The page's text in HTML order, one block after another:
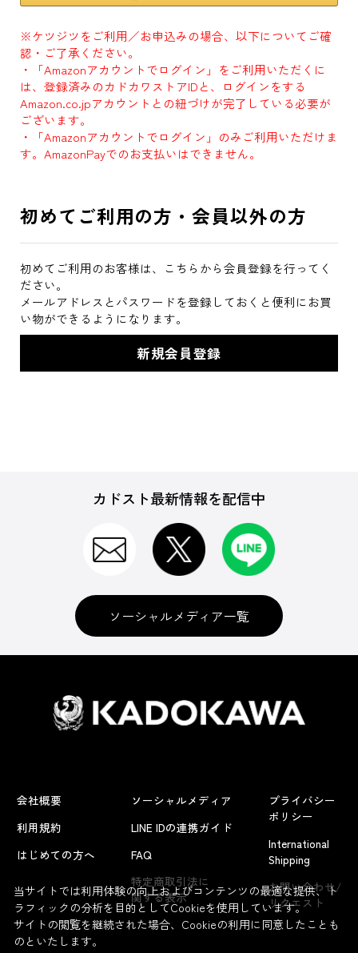
※ケツジツをご利用／お申込みの場合、以下についてご確
認・ご了承ください。
・「Amazonアカウントでログイン」をご利用いただくに
は、登録済みのカドカワストアIDと、ログインをする
Amazon.co.jpアカウントとの紐づけが完了している必要が
ございます。
・「Amazonアカウントでログイン」のみご利用いただけま
す。AmazonPayでのお支払いはできません。
初めてご利用の方・会員以外の方
初めてご利用のお客様は、こちらから会員登録を行ってく
ださい。
メールアドレスとパスワードを登録しておくと便利にお買
い物ができるようになります。
カドスト最新情報を配信中
ソーシャルメディア一覧
会社概要
利用規約
はじめての方へ
ソーシャルメディア
LINE IDの連携ガイド
FAQ
特定商取引法に
関する表示
プライバシー
ポリシー
International
Shipping
お問い合わせ/
リクエスト
当サイトでは利用体験の向上およびコンテンツの最適な提供、ト
ラフィックの分析を目的としてCookieを使用しています。
サイトの閲覧を継続された場合、Cookieの利用に同意したことも
のといたします。